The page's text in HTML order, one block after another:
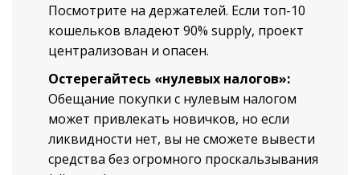
Посмотрите на держателей. Если топ-10
кошельков владеют 90% supply, проект
централизован и опасен.
Остерегайтесь «нулевых налогов»:
Обещание покупки с нулевым налогом
может привлекать новичков, но если
ликвидности нет, вы не сможете вывести
средства без огромного проскальзывания